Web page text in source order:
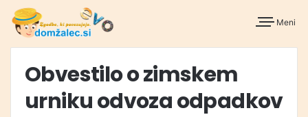
Meni
Obvestilo o zimskem
urniku odvoza odpadkov